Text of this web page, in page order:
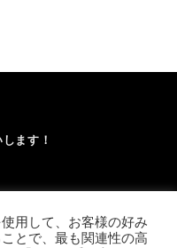
ます！
用して、お客様の好み
とで、最も関連性の高